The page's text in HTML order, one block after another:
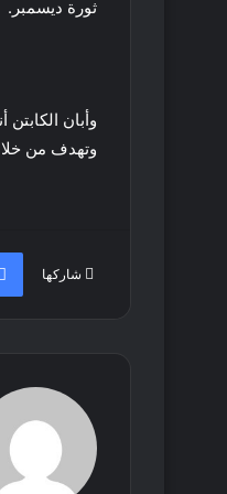
ثورة ديسمبر.
وتهدف من
شاركها